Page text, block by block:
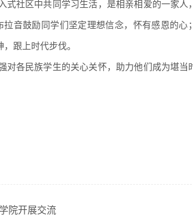
式社区中共同学习生活，是相亲相爱的一家人
音鼓励同学们坚定理想信念，怀有感恩的心
跟上时代步伐。
对各民族学生的关心关怀，助力他们成为堪当
院开展交流